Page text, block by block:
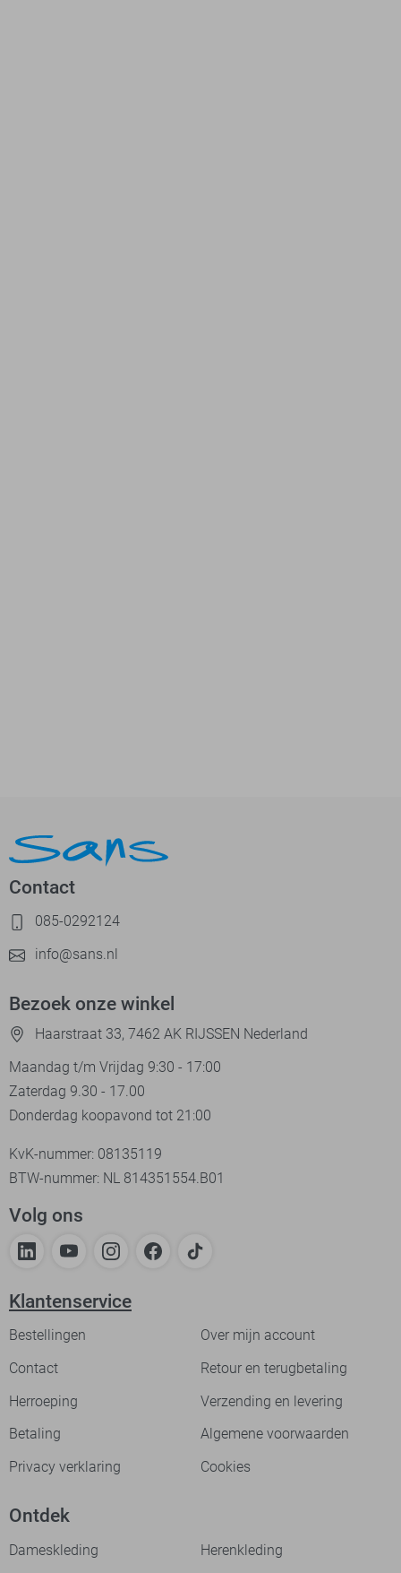
Contact
085-0292124
info@sans.nl
Bezoek onze winkel
Haarstraat 33, 7462 AK RIJSSEN Nederland
Maandag t/m Vrijdag 9:30 - 17:00
Zaterdag 9.30 - 17.00
Donderdag koopavond tot 21:00
KvK-nummer: 08135119
BTW-nummer: NL 814351554.B01
Volg ons
Klantenservice
Bestellingen
Over mijn account
Contact
Retour en terugbetaling
Herroeping
Verzending en levering
Betaling
Algemene voorwaarden
Privacy verklaring
Cookies
Ontdek
Dameskleding
Herenkleding